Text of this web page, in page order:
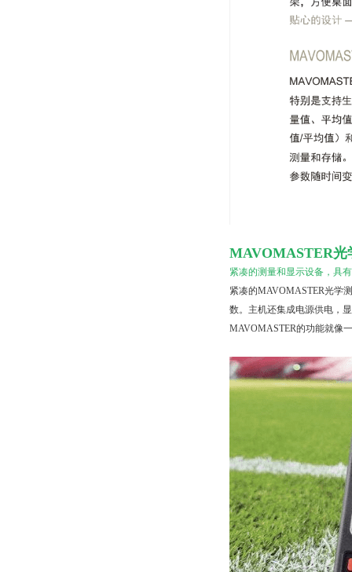
MAVOMASTER光
紧凑的测量和显示设备，具
紧凑的MAVOMASTER光学
数。主机还集成电源供电，
MAVOMASTER的功能就像